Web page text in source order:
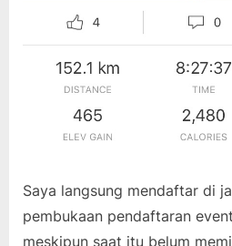
Saya langsung mendaftar di
pembukaan pendaftaran
meskipun saat itu belum